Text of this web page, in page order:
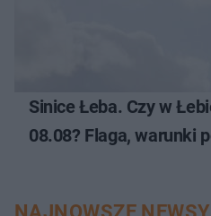
Sinice Łeba. Czy w
08.08? Flaga, warunki